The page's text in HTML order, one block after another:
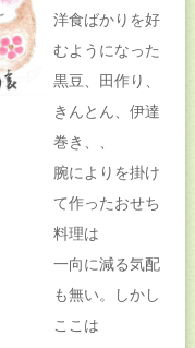
洋食ばかりを好
むようになった
黒豆、田作り、
きんとん、伊達
巻き、、
腕によりを掛け
て作ったおせち
料理は
一向に減る気配
も無い。しかし
ここは